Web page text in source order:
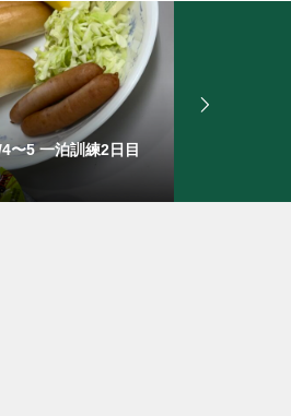
〜5 一泊訓練1日目